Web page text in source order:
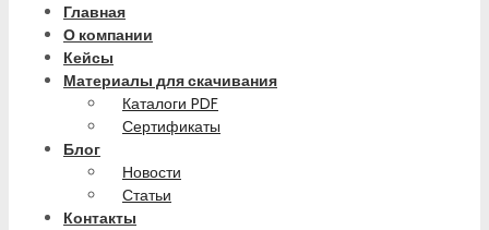
Главная
О компании
Кейсы
Материалы для скачивания
Каталоги PDF
Сертификаты
Блог
Новости
Статьи
Контакты